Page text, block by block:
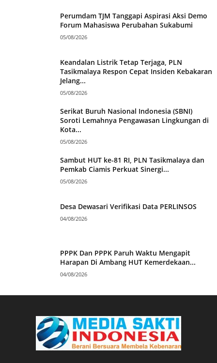
Perumdam TJM Tanggapi Aspirasi Aksi Demo
Forum Mahasiswa Perubahan Sukabumi
05/08/2026
Keandalan Listrik Tetap Terjaga, PLN
Tasikmalaya Respon Cepat Insiden Kebakaran
Jelang...
05/08/2026
Serikat Buruh Nasional Indonesia (SBNI)
Soroti Lemahnya Pengawasan Lingkungan di
Kota...
05/08/2026
Sambut HUT ke-81 RI, PLN Tasikmalaya dan
Pemkab Ciamis Perkuat Sinergi...
05/08/2026
Desa Dewasari Verifikasi Data PERLINSOS
04/08/2026
PPPK Dan PPPK Paruh Waktu Mengapit
Harapan Di Ambang HUT Kemerdekaan...
04/08/2026